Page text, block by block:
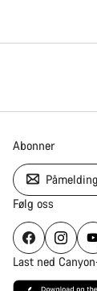
Abonner
Følg oss
Last ned